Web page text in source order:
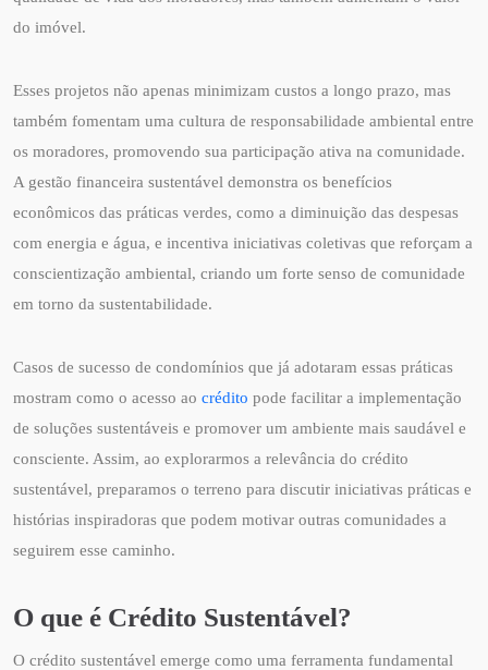
do imóvel.
Esses projetos não apenas minimizam custos a longo prazo, mas
também fomentam uma cultura de responsabilidade ambiental entre
os moradores, promovendo sua participação ativa na comunidade.
A gestão financeira sustentável demonstra os benefícios
econômicos das práticas verdes, como a diminuição das despesas
com energia e água, e incentiva iniciativas coletivas que reforçam a
conscientização ambiental, criando um forte senso de comunidade
em torno da sustentabilidade.
Casos de sucesso de condomínios que já adotaram essas práticas
mostram como o acesso ao crédito pode facilitar a implementação
de soluções sustentáveis e promover um ambiente mais saudável e
consciente. Assim, ao explorarmos a relevância do crédito
sustentável, preparamos o terreno para discutir iniciativas práticas e
histórias inspiradoras que podem motivar outras comunidades a
seguirem esse caminho.
O que é Crédito Sustentável?
O crédito sustentável emerge como uma ferramenta fundamental